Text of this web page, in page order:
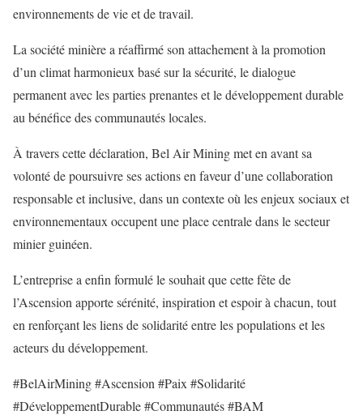
environnements de vie et de travail.
La société minière a réaffirmé son attachement à la promotion
d’un climat harmonieux basé sur la sécurité, le dialogue
permanent avec les parties prenantes et le développement durable
au bénéfice des communautés locales.
À travers cette déclaration, Bel Air Mining met en avant sa
volonté de poursuivre ses actions en faveur d’une collaboration
responsable et inclusive, dans un contexte où les enjeux sociaux et
environnementaux occupent une place centrale dans le secteur
minier guinéen.
L’entreprise a enfin formulé le souhait que cette fête de
l’Ascension apporte sérénité, inspiration et espoir à chacun, tout
en renforçant les liens de solidarité entre les populations et les
acteurs du développement.
#BelAirMining #Ascension #Paix #Solidarité
#DéveloppementDurable #Communautés #BAM